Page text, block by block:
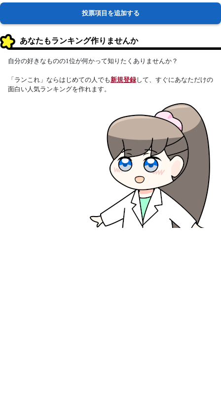
投票項目を追加する
あなたもランキング作りませんか
自分の好きなものの1位が何かって知りたくありませんか？
「ランこれ」ならはじめての人でも新規登録して、すぐにあなただけの
面白い人気ランキングを作れます。